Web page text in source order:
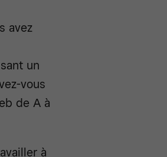
avez
un
vous
de A à
à